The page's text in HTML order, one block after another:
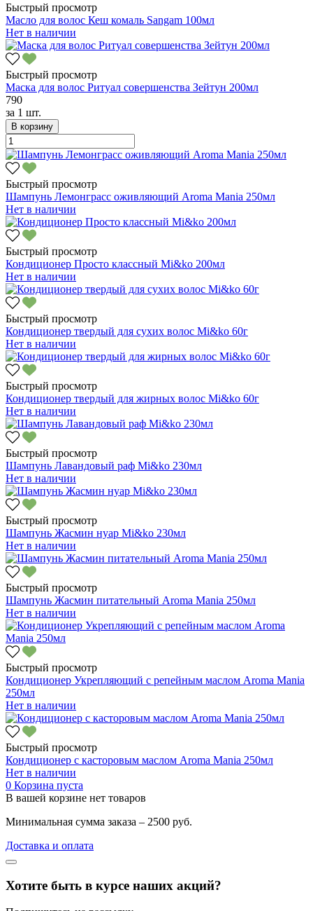
Быстрый просмотр
Масло для волос Кеш комаль Sangam 100мл
Нет в наличии
Быстрый просмотр
Маска для волос Ритуал совершенства Зейтун 200мл
790
за 1 шт.
В корзину
Быстрый просмотр
Шампунь Лемонграсс оживляющий Aroma Mania 250мл
Нет в наличии
Быстрый просмотр
Кондиционер Просто классный Mi&ko 200мл
Нет в наличии
Быстрый просмотр
Кондиционер твердый для сухих волос Mi&ko 60г
Нет в наличии
Быстрый просмотр
Кондиционер твердый для жирных волос Mi&ko 60г
Нет в наличии
Быстрый просмотр
Шампунь Лавандовый раф Mi&ko 230мл
Нет в наличии
Быстрый просмотр
Шампунь Жасмин нуар Mi&ko 230мл
Нет в наличии
Быстрый просмотр
Шампунь Жасмин питательный Aroma Mania 250мл
Нет в наличии
Быстрый просмотр
Кондиционер Укрепляющий с репейным маслом Aroma Mania
250мл
Нет в наличии
Быстрый просмотр
Кондиционер с касторовым маслом Aroma Mania 250мл
Нет в наличии
0 Корзина пуста
В вашей корзине нет товаров
Минимальная сумма заказа – 2500 руб.
Доставка и оплата
Хотите быть в курсе наших акций?